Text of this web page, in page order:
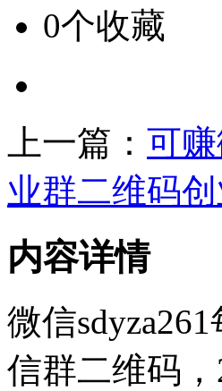
0个收藏
上一篇： 可
业群二维码
内容详情
微信
信群二维码